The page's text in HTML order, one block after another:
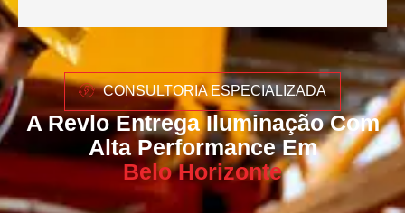
CONSULTORIA ESPECIALIZADA
A Revlo Entrega Iluminação Com
Alta Performance Em
Belo Horizonte